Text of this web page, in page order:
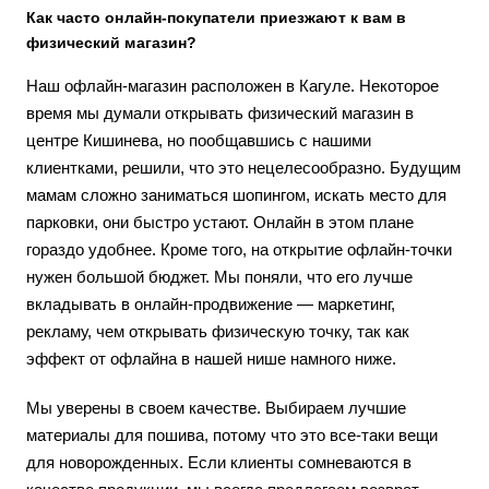
Как часто онлайн-покупатели приезжают к вам в
физический магазин?
Наш офлайн-магазин расположен в Кагуле. Некоторое
время мы думали открывать физический магазин в
центре Кишинева, но пообщавшись с нашими
клиентками, решили, что это нецелесообразно. Будущим
мамам сложно заниматься шопингом, искать место для
парковки, они быстро устают. Онлайн в этом плане
гораздо удобнее. Кроме того, на открытие офлайн-точки
нужен большой бюджет. Мы поняли, что его лучше
вкладывать в онлайн-продвижение — маркетинг,
рекламу, чем открывать физическую точку, так как
эффект от офлайна в нашей нише намного ниже.
Мы уверены в своем качестве. Выбираем лучшие
материалы для пошива, потому что это все-таки вещи
для новорожденных. Если клиенты сомневаются в